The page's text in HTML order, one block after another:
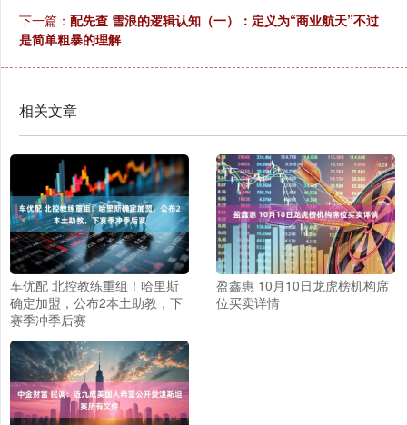
下一篇： 配先查 雪浪的逻辑认知（一）：定义为“商业航天”不过
是简单粗暴的理解
相关文章
车优配 北控教练重组！哈里斯
确定加盟，公布2本土助教，下
赛季冲季后赛
盈鑫惠 10月10日龙虎榜机构席
位买卖详情